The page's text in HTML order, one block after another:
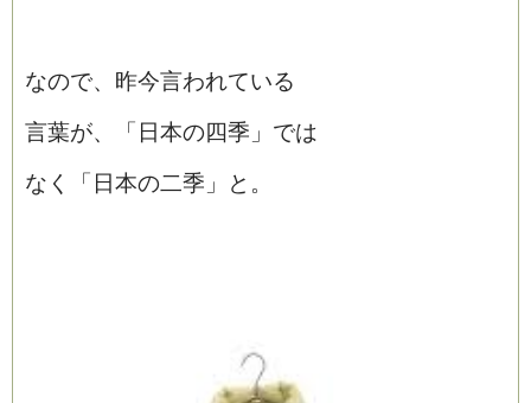
なので、昨今言われている
言葉が、「日本の四季」では
なく「日本の二季」と。